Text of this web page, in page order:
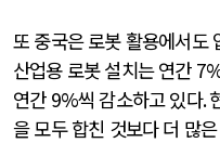
또 중국은 로봇 활용에서도
산업용 로봇 설치는 연간
연간 9%씩 감소하고 있다.
을 모두 합친 것보다 더 많